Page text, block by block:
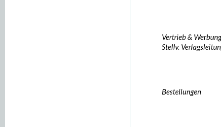
Vertrieb & Werbung
Stellv.
Bestellungen